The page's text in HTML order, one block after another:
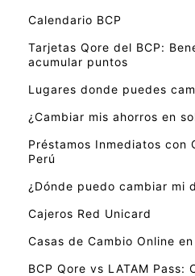
Calendario BCP
Tarjetas Qore del BCP:
acumular puntos
Lugares donde puedes
¿Cambiar mis ahorros en
Préstamos Inmediatos con
Perú
¿Dónde puedo cambiar mi
Cajeros Red Unicard
Casas de Cambio Online
BCP Qore vs LATAM Pass: